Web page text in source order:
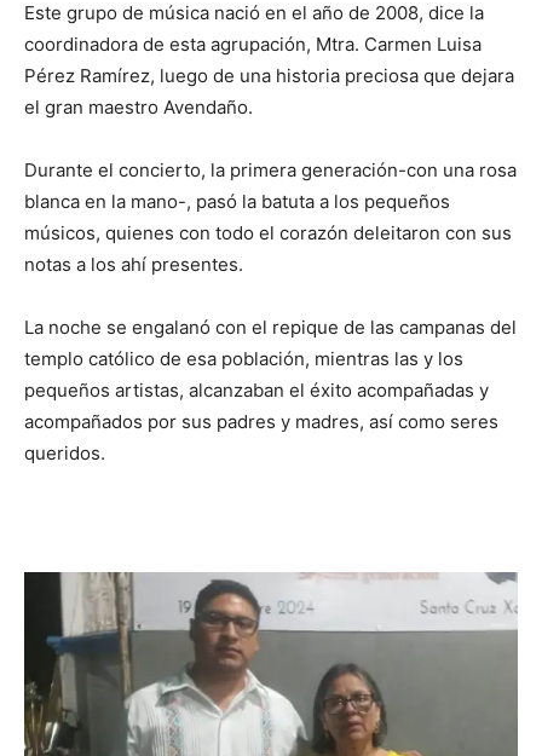
Este grupo de música nació en el año de 2008, dice la
coordinadora de esta agrupación, Mtra. Carmen Luisa
Pérez Ramírez, luego de una historia preciosa que dejara
el gran maestro Avendaño.
Durante el concierto, la primera generación-con una rosa
blanca en la mano-, pasó la batuta a los pequeños
músicos, quienes con todo el corazón deleitaron con sus
notas a los ahí presentes.
La noche se engalanó con el repique de las campanas del
templo católico de esa población, mientras las y los
pequeños artistas, alcanzaban el éxito acompañadas y
acompañados por sus padres y madres, así como seres
queridos.